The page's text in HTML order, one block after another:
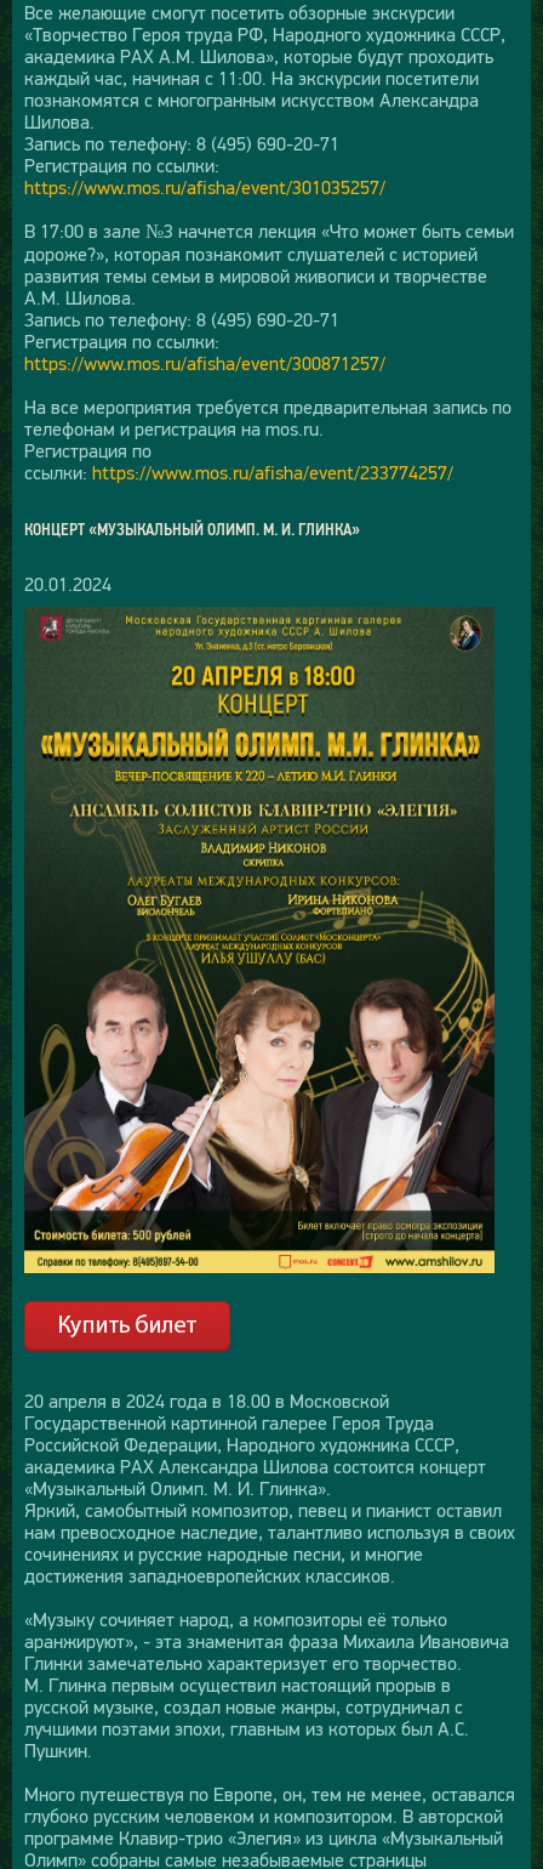
Все желающие смогут посетить обзорные экскурсии
«Творчество Героя труда РФ, Народного художника СССР,
академика РАХ А.М. Шилова», которые будут проходить
каждый час, начиная с 11:00. На экскурсии посетители
познакомятся с многогранным искусством Александра
Шилова.
Запись по телефону: 8 (495) 690-20-71
Регистрация по ссылки:
https://www.mos.ru/afisha/event/301035257/
В 17:00 в зале №3 начнется лекция «Что может быть семьи
дороже?», которая познакомит слушателей с историей
развития темы семьи в мировой живописи и творчестве
А.М. Шилова.
Запись по телефону: 8 (495) 690-20-71
Регистрация по ссылки:
https://www.mos.ru/afisha/event/300871257/
На все мероприятия требуется предварительная запись по
телефонам и регистрация на mos.ru.
Регистрация по
ссылки: https://www.mos.ru/afisha/event/233774257/
КОНЦЕРТ «МУЗЫКАЛЬНЫЙ ОЛИМП. М. И. ГЛИНКА»
20.01.2024
20 апреля в 2024 года в 18.00 в Московской
Государственной картинной галерее Героя Труда
Российской Федерации, Народного художника СССР,
академика РАХ Александра Шилова состоится концерт
«Музыкальный Олимп. М. И. Глинка».
Яркий, самобытный композитор, певец и пианист оставил
нам превосходное наследие, талантливо используя в своих
сочинениях и русские народные песни, и многие
достижения западноевропейских классиков.
«Музыку сочиняет народ, а композиторы её только
аранжируют», - эта знаменитая фраза Михаила Ивановича
Глинки замечательно характеризует его творчество.
М. Глинка первым осуществил настоящий прорыв в
русской музыке, создал новые жанры, сотрудничал с
лучшими поэтами эпохи, главным из которых был А.С.
Пушкин.
Много путешествуя по Европе, он, тем не менее, оставался
глубоко русским человеком и композитором. В авторской
программе Клавир-трио «Элегия» из цикла «Музыкальный
Олимп» собраны самые незабываемые страницы